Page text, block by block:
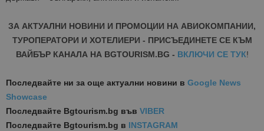
ЗА АКТУАЛНИ НОВИНИ И ПРОМОЦИИ НА АВИОКОМПАНИИ,
ТУРОПЕРАТОРИ И ХОТЕЛИЕРИ - ПРИСЪЕДИНЕТЕ СЕ КЪМ
ВАЙБЪР КАНАЛА НА BGTOURISM.BG - ВКЛЮЧИ СЕ ТУК!
Последвайте ни за още актуални новини в Google News
Showcase
Последвайте Bgtourism.bg във VIBER
Последвайте Bgtourism.bg в INSTAGRAM